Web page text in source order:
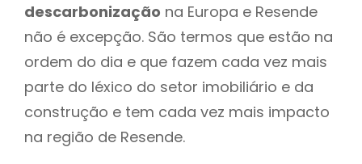
descarbonização na Europa e Resende
não é excepção. São termos que estão na
ordem do dia e que fazem cada vez mais
parte do léxico do setor imobiliário e da
construção e tem cada vez mais impacto
na região de Resende.